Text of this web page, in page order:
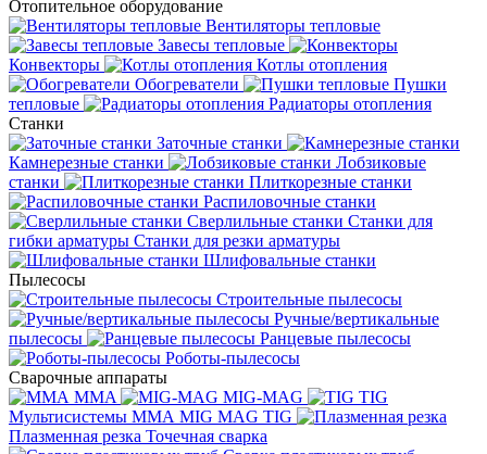
Отопительное оборудование
Вентиляторы тепловые
Завесы тепловые
Конвекторы
Котлы отопления
Обогреватели
Пушки
тепловые
Радиаторы отопления
Станки
Заточные станки
Камнерезные станки
Лобзиковые
станки
Плиткорезные станки
Распиловочные станки
Сверлильные станки Станки для
гибки арматуры Станки для резки арматуры
Шлифовальные станки
Пылесосы
Строительные пылесосы
Ручные/вертикальные
пылесосы
Ранцевые пылесосы
Роботы-пылесосы
Сварочные аппараты
MMA
MIG-MAG
TIG
Мультисистемы ММА MIG MAG TIG
Плазменная резка Точечная сварка